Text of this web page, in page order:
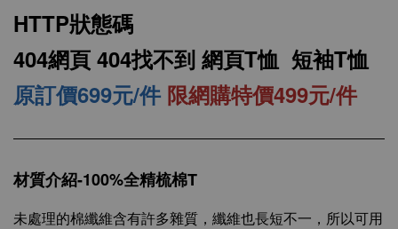
SLANT 素面中性 短袖T恤 百搭T恤 潮牌品質
100%精梳環紡棉 亞洲版型 經典合身12色可選
HTTP狀態碼
404網頁 404找不到 網頁T恤 短袖T恤
原訂價699元/件 限網購特價499元/件
材質介紹-100%全精梳棉T
未處理的棉纖維含有許多雜質，纖維也長短不一，所以可用